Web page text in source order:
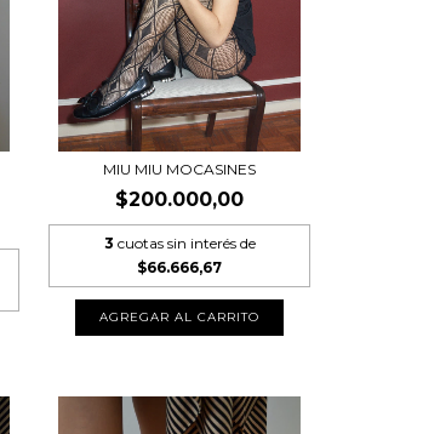
MIU MIU MOCASINES
$200.000,00
3 cuotas sin interés de
$66.666,67